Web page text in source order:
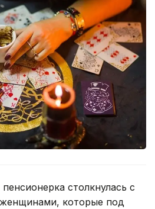
столкнулась с
которые под